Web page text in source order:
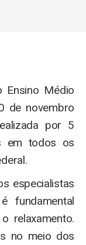
Ensino Médio
de novembro
por 5
em todos os
especialistas
fundamental
relaxamento.
no meio dos